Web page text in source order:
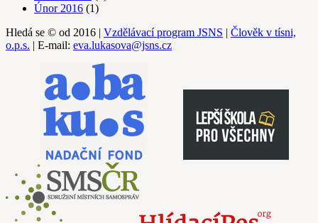
Únor 2016 (1)
Hledá se © od 2016 | Vzdělávací program JSNS | Člověk v tísni,
o.p.s. | E-mail: eva.lukasova@jsns.cz